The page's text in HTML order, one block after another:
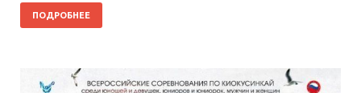
ПОДРОБНЕЕ